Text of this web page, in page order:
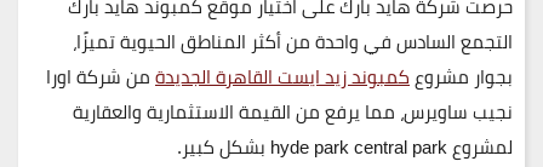
التجمع السادسفي واحدة من أكثر المناطق الحيوية تميزًا،
بجوار مشروعكمبوند زيد ايست القاهرة الجديدةمن شركة اورا
نجيب ساويرس، مما يرفع منالقيمة الاستثمارية والعقارية
لمشروع hyde park central park بشكل كبير.